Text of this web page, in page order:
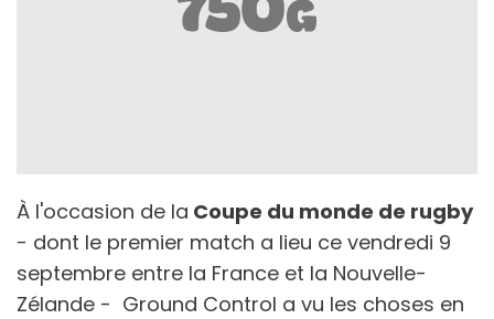
À l'occasion de la Coupe du monde de rugby
- dont le premier match a lieu ce vendredi 9
septembre entre la France et la Nouvelle-
Zélande - Ground Control a vu les choses en